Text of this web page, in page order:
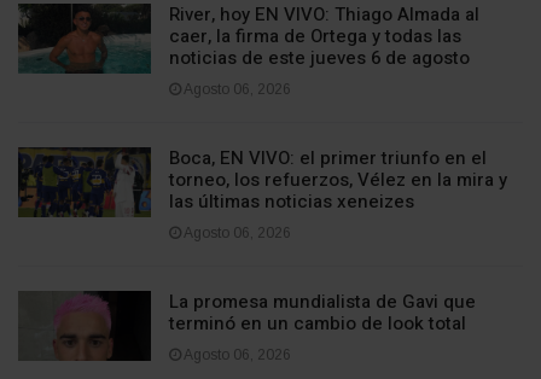
River, hoy EN VIVO: Thiago Almada al
caer, la firma de Ortega y todas las
noticias de este jueves 6 de agosto
Agosto 06, 2026
Boca, EN VIVO: el primer triunfo en el
torneo, los refuerzos, Vélez en la mira y
las últimas noticias xeneizes
Agosto 06, 2026
La promesa mundialista de Gavi que
terminó en un cambio de look total
Agosto 06, 2026